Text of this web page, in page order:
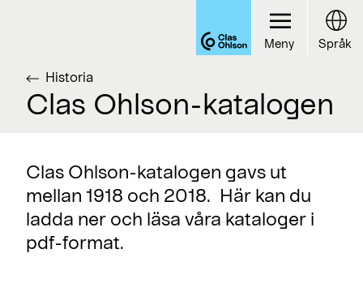
Historia
Clas Ohlson-katalogen
Clas Ohlson-katalogen gavs ut
mellan 1918 och 2018. Här kan du
ladda ner och läsa våra kataloger i
pdf-format.
Meny Språk